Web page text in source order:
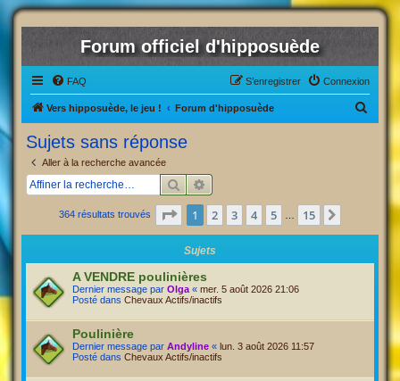
Forum officiel d'hipposuède
FAQ Connexion
S’enregistrer
Vers hipposuède, le jeu ! Forum d'hipposuède
c
Sujets sans réponse
Aller à la recherche avancée
Rechercher
364 résultats trouvés Page 1sur15
1 2 3 4 5 15
Sujets
A VENDRE poulinières
Dernier message par Olga « mer. 5 août 2026 21:06
Posté dans Chevaux Actifs/inactifs
Poulinière
Dernier message par Andyline « lun. 3 août 2026 11:57
Posté dans Chevaux Actifs/inactifs